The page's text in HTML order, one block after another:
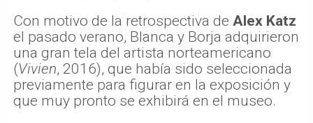
Con motivo de la retrospectiva de Alex Katz
el pasado verano, Blanca y Borja adquirieron
una gran tela del artista norteamericano
(Vivien, 2016), que había sido seleccionada
previamente para figurar en la exposición y
que muy pronto se exhibirá en el museo.